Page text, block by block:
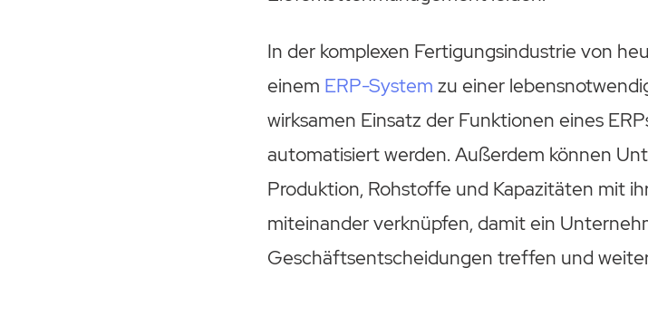
In der komplexen Fertigungsindustrie von
einem ERP-System zu einer
wirksamen Einsatz der Funktionen eines
automatisiert werden. Außerdem können
Produktion, Rohstoffe und Kapazitäten mit
miteinander verknüpfen, damit ein
Geschäftsentscheidungen treffen und